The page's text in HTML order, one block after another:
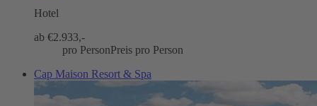
Hotel
ab €2.933,-
pro PersonPreis pro Person
Cap Maison Resort & Spa